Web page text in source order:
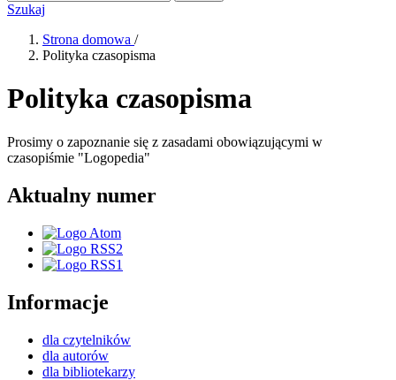
Szukaj
Strona domowa /
Polityka czasopisma
Polityka czasopisma
Prosimy o zapoznanie się z zasadami obowiązującymi w
czasopiśmie "Logopedia"
Aktualny numer
Informacje
dla czytelników
dla autorów
dla bibliotekarzy